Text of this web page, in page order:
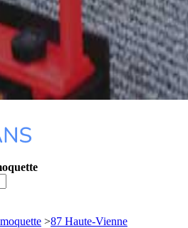
>87 Haute-Vienne